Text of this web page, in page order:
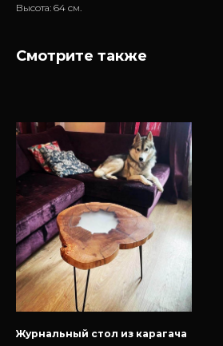
Высота: 64 см.
Смотрите также
Журнальный стол из карагача